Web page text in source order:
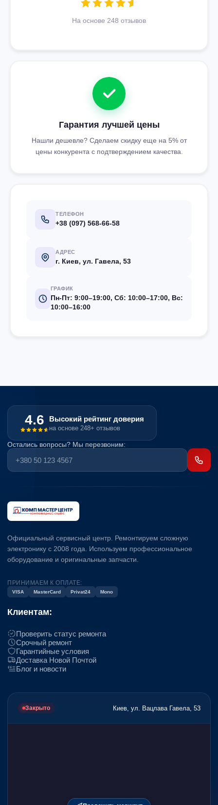
На основе 248 отзывов
Гарантия лучшей цены
Нашли дешевле? Сделаем скидку еще на 5% от
цены конкурента с подтверждением качества.
ТЕЛЕФОН
+38 (097) 568-66-58
АДРЕС
г. Киев, ул. Гавела, 53
ГРАФИК
Пн-Пт: 9:00–19:00, Сб: 10:00–17:00, Вс:
10:00–16:00
4.6 Высокий рейтинг доверия
на основе 248+ отзывов
Остались вопросы? Мы перезвоним:
Официальный сервисный центр. Ремонтируем сложную
электронику с 2008 года. Используем профессиональное
оборудование и оригинальные запчасти.
ПРИНИМАЕМ К ОПЛАТЕ:
VISA MasterCard Privat24 Mono
Клиентам:
Проверить статус ремонта
Срочный ремонт
Гарантийные условия
Доставка Новой Почтой
Блог и новости
Закрыто Киев, ул. Вацлава Гавела, 53